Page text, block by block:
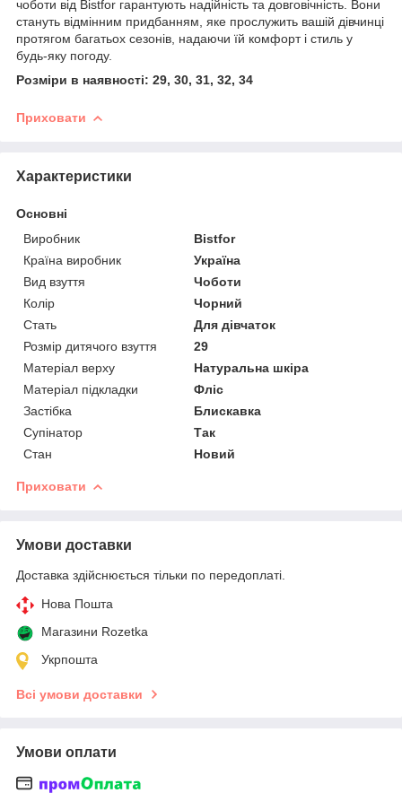
чоботи від Bistfor гарантують надійність та довговічність. Вони
стануть відмінним придбанням, яке прослужить вашій дівчинці
протягом багатьох сезонів, надаючи їй комфорт і стиль у
будь-яку погоду.
Розміри в наявності: 29, 30, 31, 32, 34
Приховати
Характеристики
Основні
Виробник
Bistfor
Країна виробник
Україна
Вид взуття
Чоботи
Колір
Чорний
Стать
Для дівчаток
Розмір дитячого взуття
29
Матеріал верху
Натуральна шкіра
Матеріал підкладки
Фліс
Застібка
Блискавка
Супінатор
Так
Стан
Новий
Приховати
Умови доставки
Доставка здійснюється тільки по передоплаті.
Нова Пошта
Магазини Rozetka
Укрпошта
Всі умови доставки
Умови оплати